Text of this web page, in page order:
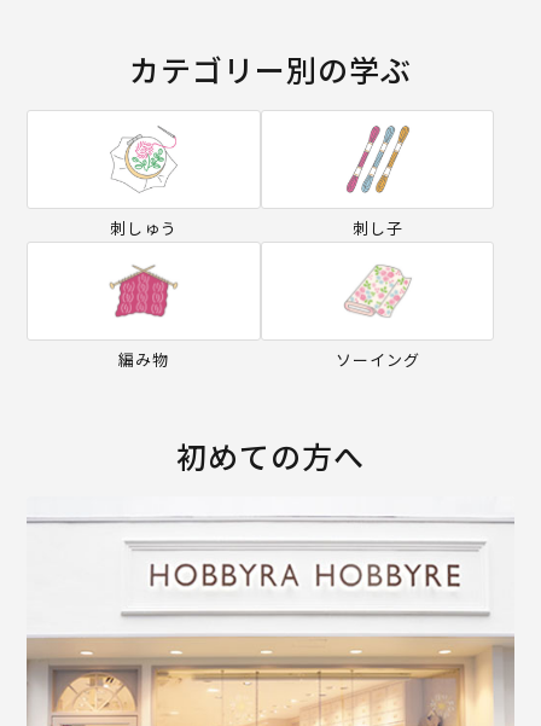
カテゴリー別の学ぶ
刺しゅう 刺し子
編み物 ソーイング
初めての方へ